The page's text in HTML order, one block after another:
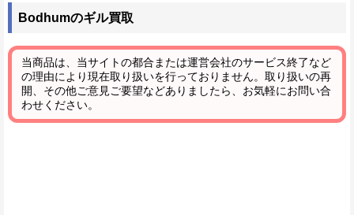
Bodhumのギル買取
当商品は、当サイトの都合または運営会社のサービス終了など
の理由により現在取り扱いを行っておりません。取り扱いの再
開、その他ご意見ご要望などありましたら、お気軽にお問い合
わせください。